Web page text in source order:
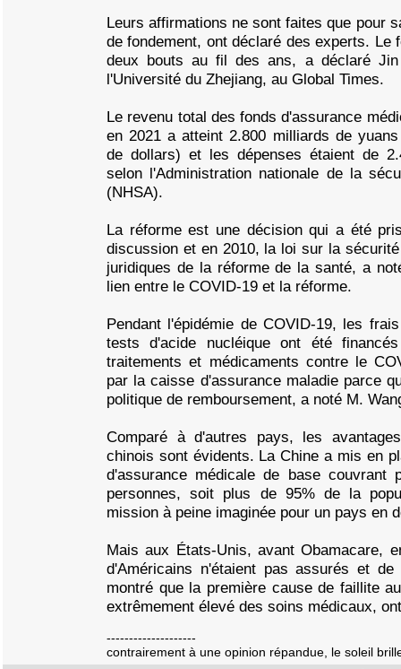
Leurs affirmations ne sont faites que pour
de fondement, ont déclaré des experts. Le
deux bouts au fil des ans, a déclaré Jin
l'Université du Zhejiang, au Global Times.
Le revenu total des fonds d'assurance
en 2021 a atteint 2.800 milliards de
de dollars) et les dépenses étaient de
selon l'Administration nationale de la
(NHSA).
La réforme est une décision qui a été
discussion et en 2010, la loi sur la
juridiques de la réforme de la santé, a
lien entre le COVID-19 et la réforme.
Pendant l'épidémie de COVID-19, les
tests d'acide nucléique ont été
traitements et médicaments contre le
par la caisse d'assurance maladie parce
politique de remboursement, a noté M.
Comparé à d'autres pays, les
chinois sont évidents. La Chine a mis en
d'assurance médicale de base couvrant
personnes, soit plus de 95% de la
mission à peine imaginée pour un pays en
Mais aux États-Unis, avant Obamacare,
d'Américains n'étaient pas assurés et de
montré que la première cause de faillite
extrêmement élevé des soins médicaux,
--------------------
contrairement à une opinion répandue, le soleil